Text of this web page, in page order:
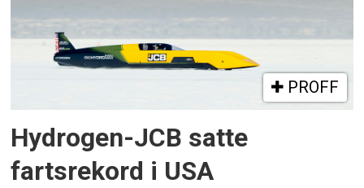
PROFF
Hydrogen-JCB satte
fartsrekord i USA